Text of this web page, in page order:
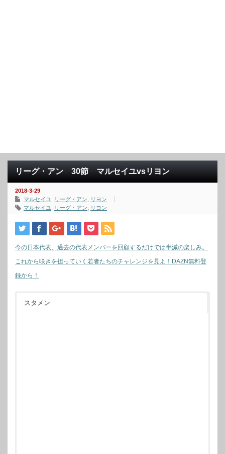
リーグ・アン 30節 マルセイユvsリヨン
2018-3-29
マルセイユ
リーグ・アン
リヨン
マルセイユ
リーグ・アン リヨン
今の日本代表、過去の代表メンバーを回顧するだけでは半減の楽しみ。
これから咲きを担っていく若者たちのチャレンジを見よ！DAZN無料登
録から！
スタメン